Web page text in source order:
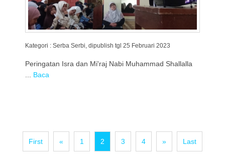
Kategori : Serba Serbi, dipublish tgl 25 Februari 2023
Peringatan Isra dan Mi'raj Nabi Muhammad Shallalla
Baca
First « 1 2 3 4 » Last